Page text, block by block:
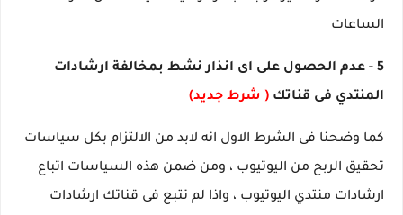
الساعات
5 - عدم الحصول على اى انذار نشط بمخالفة ارشادات
المنتدي فى قناتك ( شرط جديد)
كما وضحنا فى الشرط الاول انه لابد من الالتزام بكل سياسات
تحقيق الربح من اليوتيوب ، ومن ضمن هذه السياسات اتباع
ارشادات منتدي اليوتيوب ، واذا لم تتبع فى قناتك ارشادات